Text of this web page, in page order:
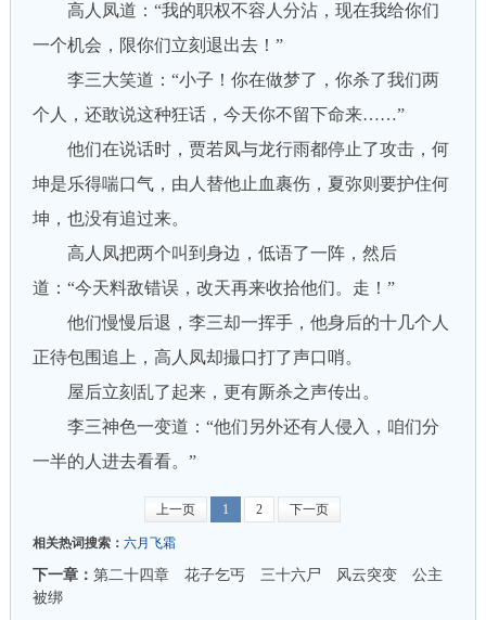
高人凤道：“我的职权不容人分沾，现在我给你们
一个机会，限你们立刻退出去！”
李三大笑道：“小子！你在做梦了，你杀了我们两
个人，还敢说这种狂话，今天你不留下命来……”
他们在说话时，贾若凤与龙行雨都停止了攻击，何
坤是乐得喘口气，由人替他止血裹伤，夏弥则要护住何
坤，也没有追过来。
高人凤把两个叫到身边，低语了一阵，然后
道：“今天料敌错误，改天再来收拾他们。走！”
他们慢慢后退，李三却一挥手，他身后的十几个人
正待包围追上，高人凤却撮口打了声口哨。
屋后立刻乱了起来，更有厮杀之声传出。
李三神色一变道：“他们另外还有人侵入，咱们分
一半的人进去看看。”
上一页 1 2 下一页
相关热词搜索： 六月飞霜
下一章： 第二十四章 花子乞丐 三十六尸 风云突变 公主
被绑